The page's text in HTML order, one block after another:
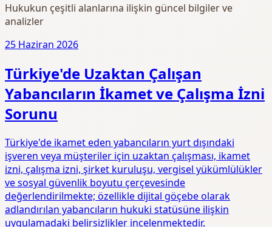
Hukukun çeşitli alanlarına ilişkin güncel bilgiler ve
analizler
25 Haziran 2026
Türkiye'de Uzaktan Çalışan
Yabancıların İkamet ve Çalışma İzni
Sorunu
Türkiye'de ikamet eden yabancıların yurt dışındaki
işveren veya müşteriler için uzaktan çalışması, ikamet
izni, çalışma izni, şirket kuruluşu, vergisel yükümlülükler
ve sosyal güvenlik boyutu çerçevesinde
değerlendirilmekte; özellikle dijital göçebe olarak
adlandırılan yabancıların hukuki statüsüne ilişkin
uygulamadaki belirsizlikler incelenmektedir.